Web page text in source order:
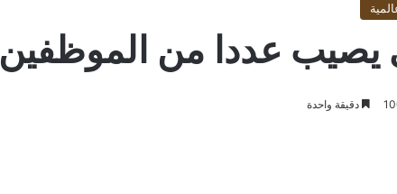
يصيب عددا من الموظفين
دقيقة واحدة